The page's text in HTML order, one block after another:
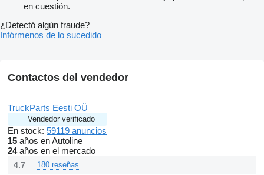
en cuestión.
¿Detectó algún fraude?
Infórmenos de lo sucedido
Contactos del vendedor
TruckParts Eesti OÜ
Vendedor verificado
En stock: 59119 anuncios
15 años en Autoline
24años en el mercado
4.7 180 reseñas